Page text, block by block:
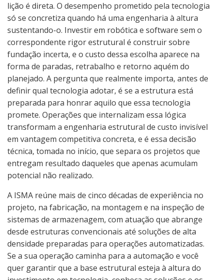
lição é direta. O desempenho prometido pela tecnologia
só se concretiza quando há uma engenharia à altura
sustentando-o. Investir em robótica e software sem o
correspondente rigor estrutural é construir sobre
fundação incerta, e o custo dessa escolha aparece na
forma de paradas, retrabalho e retorno aquém do
planejado. A pergunta que realmente importa, antes de
definir qual tecnologia adotar, é se a estrutura está
preparada para honrar aquilo que essa tecnologia
promete. Operações que internalizam essa lógica
transformam a engenharia estrutural de custo invisível
em vantagem competitiva concreta, e é essa decisão
técnica, tomada no início, que separa os projetos que
entregam resultado daqueles que apenas acumulam
potencial não realizado.
A ISMA reúne mais de cinco décadas de experiência no
projeto, na fabricação, na montagem e na inspeção de
sistemas de armazenagem, com atuação que abrange
desde estruturas convencionais até soluções de alta
densidade preparadas para operações automatizadas.
Se a sua operação caminha para a automação e você
quer garantir que a base estrutural esteja à altura do